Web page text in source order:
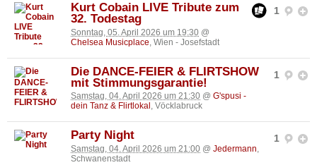
1
Kurt Cobain LIVE Tribute zum
32. Todestag
Sonntag, 05. April 2026 um 19:30 @
Chelsea Musicplace, Wien - Josefstadt
1
Die DANCE-FEIER & FLIRTSHOW
mit Stimmungsgarantie!
Samstag, 04. April 2026 um 21:30 @ G'spusi -
dein Tanz & Flirtlokal , Vöcklabruck
1
Party Night
Samstag, 04. April 2026 um 21:00 @ Jedermann
Schwanenstadt